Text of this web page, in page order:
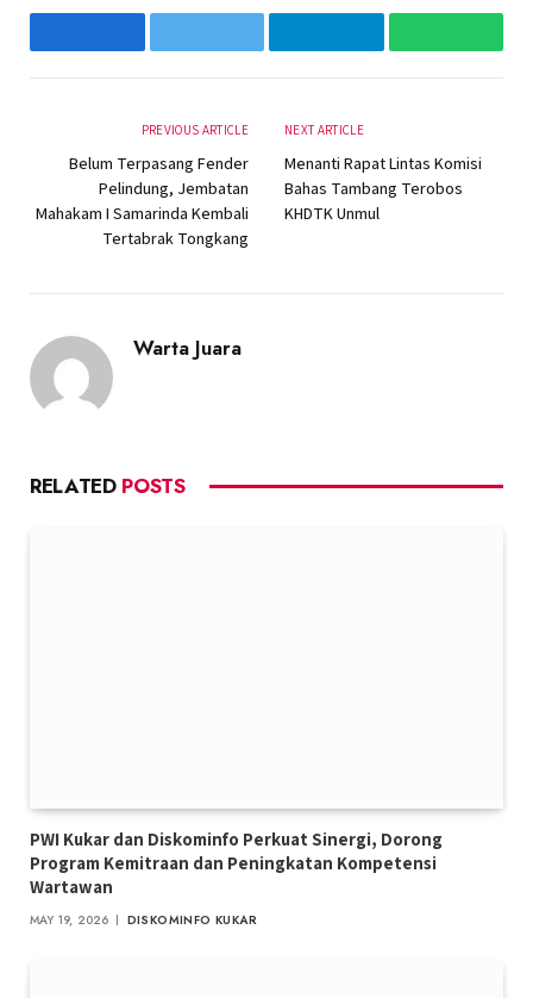
Facebook Twitter Telegram
PREVIOUS ARTICLE
Belum Terpasang Fender
Pelindung, Jembatan
Mahakam I Samarinda Kembali
Tertabrak Tongkang
NEXT ARTICLE
Menanti Rapat Lintas Komisi
Bahas Tambang Terobos
KHDTK Unmul
Warta Juara
RELATED POSTS
PWI Kukar dan Diskominfo Perkuat Sinergi, Dorong
Program Kemitraan dan Peningkatan Kompetensi
Wartawan
MAY 19, 2026 DISKOMINFO KUKAR